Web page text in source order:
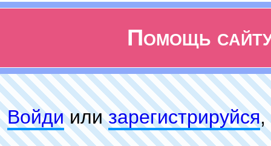
Помощь
Войдиилизарeгиcтpируйся,